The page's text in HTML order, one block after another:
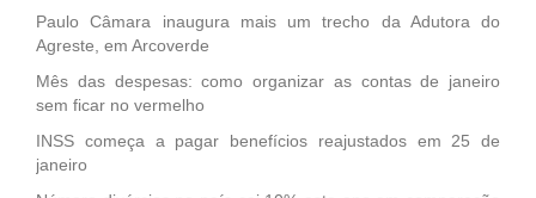
Paulo Câmara inaugura mais um trecho da Adutora do
Agreste, em Arcoverde
Mês das despesas: como organizar as contas de janeiro
sem ficar no vermelho
INSS começa a pagar benefícios reajustados em 25 de
janeiro